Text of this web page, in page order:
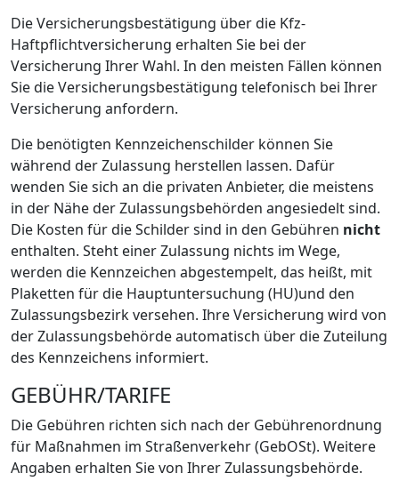
Die Versicherungsbestätigung über die Kfz-
Haftpflichtversicherung erhalten Sie bei der
Versicherung Ihrer Wahl. In den meisten Fällen können
Sie die Versicherungsbestätigung telefonisch bei Ihrer
Versicherung anfordern.
Die benötigten Kennzeichenschilder können Sie
während der Zulassung herstellen lassen. Dafür
wenden Sie sich an die privaten Anbieter, die meistens
in der Nähe der Zulassungsbehörden angesiedelt sind.
Die Kosten für die Schilder sind in den Gebühren nicht
enthalten. Steht einer Zulassung nichts im Wege,
werden die Kennzeichen abgestempelt, das heißt, mit
Plaketten für die Hauptuntersuchung (HU)und den
Zulassungsbezirk versehen. Ihre Versicherung wird von
der Zulassungsbehörde automatisch über die Zuteilung
des Kennzeichens informiert.
GEBÜHR/TARIFE
Die Gebühren richten sich nach der Gebührenordnung
für Maßnahmen im Straßenverkehr (GebOSt). Weitere
Angaben erhalten Sie von Ihrer Zulassungsbehörde.